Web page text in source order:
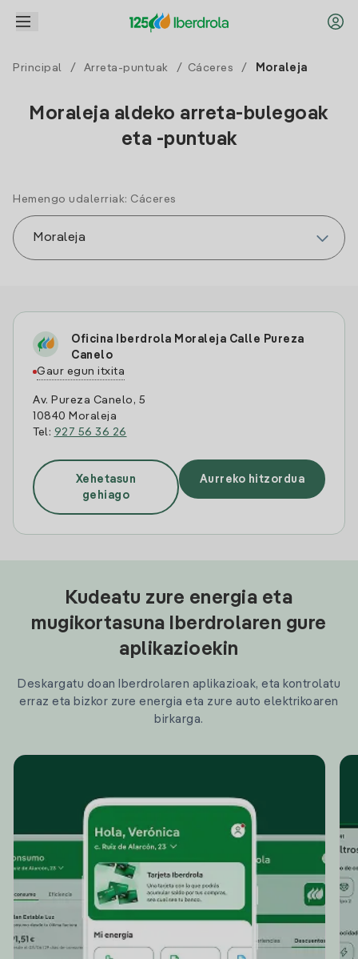
Principal / Arreta-puntuak / Cáceres / Moraleja
Moraleja aldeko arreta-bulegoak
eta -puntuak
Hemengo udalerriak: Cáceres
Oficina Iberdrola Moraleja Calle Pureza
Canelo
Gaur egun itxita
Av. Pureza Canelo, 5
10840 Moraleja
Tel: 927 56 36 26
Xehetasun
gehiago
Aurreko hitzordua
Kudeatu zure energia eta
mugikortasuna Iberdrolaren gure
aplikazioekin
Deskargatu doan Iberdrolaren aplikazioak, eta kontrolatu
erraz eta bizkor zure energia eta zure auto elektrikoaren
birkarga.